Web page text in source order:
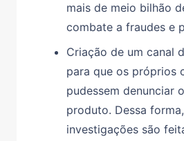
mais de meio bilhão
combate a fraudes e
Criação de um canal
para que os próprios
pudessem denunciar
produto. Dessa
investigações são